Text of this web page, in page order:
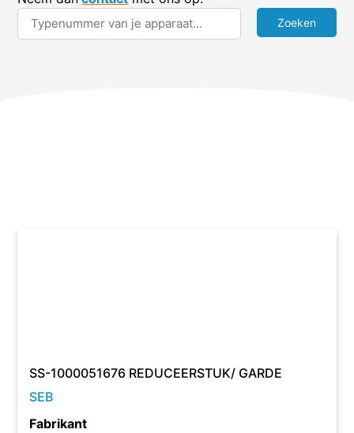
SS-1000051676 REDUCEERSTUK/ GARDE
SEB
Fabrikant